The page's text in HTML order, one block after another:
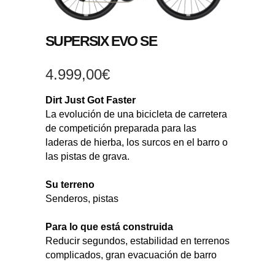
SUPERSIX EVO SE
4.999,00€
Dirt Just Got Faster
La evolución de una bicicleta de carretera
de competición preparada para las
laderas de hierba, los surcos en el barro o
las pistas de grava.
Su terreno
Senderos, pistas
Para lo que está construida
Reducir segundos, estabilidad en terrenos
complicados, gran evacuación de barro